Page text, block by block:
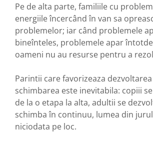
Pe de alta parte, familiile cu
energiile încercând în van sa
problemelor; iar când problemele
bineînteles, problemele apar
oameni nu au resurse pentru a
Parintii care favorizeaza
schimbarea este inevitabila: copiii
de la o etapa la alta, adultii se
schimba în continuu, lumea din
niciodata pe loc.